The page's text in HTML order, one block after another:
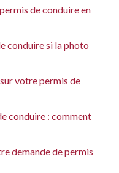
de conduire en
conduire si la photo
votre permis de
conduire : comment
demande de permis